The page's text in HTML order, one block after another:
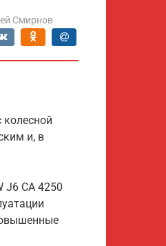
Смирнов
колесной
и, в
J6 CA 4250